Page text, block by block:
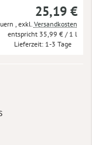
25,19 €
exkl. Versandkosten
35,99 € / 1 l
Lieferzeit 1-3 Tage